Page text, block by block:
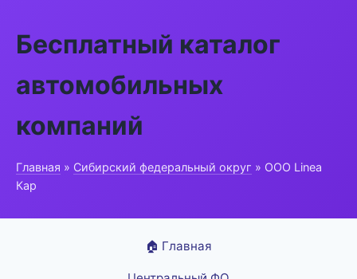
Бесплатный каталог
автомобильных
компаний
Главная » Сибирский федеральный округ » ООО Linea
Кар
🏠 Главная